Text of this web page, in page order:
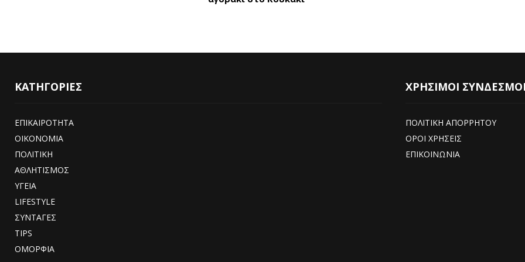
ΚΑΤΗΓΟΡΙΕΣ
ΕΠΙΚΑΙΡΟΤΗΤΑ
ΟΙΚΟΝΟΜΙΑ
ΠΟΛΙΤΙΚΗ
ΑΘΛΗΤΙΣΜΟΣ
ΥΓΕΙΑ
LIFESTYLE
ΣΥΝΤΑΓΕΣ
TIPS
ΟΜΟΡΦΙΑ
ΧΡΗΣΙΜΟΙ
ΠΟΛΙΤΙΚΗ ΑΠΟΡΡΗΤΟΥ
ΟΡΟΙ ΧΡΗΣΕΙΣ
ΕΠΙΚΟΙΝΩΝΙΑ